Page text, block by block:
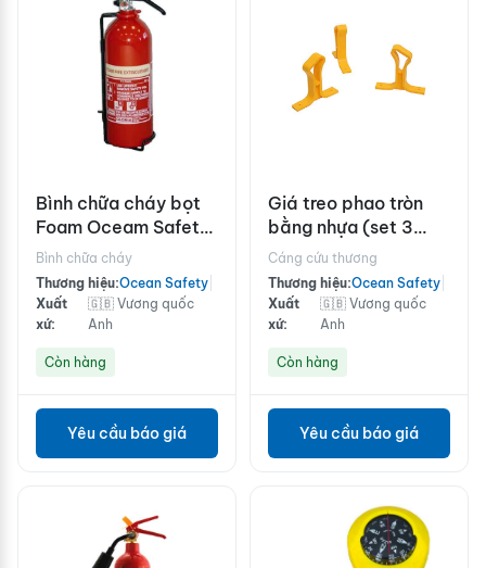
Bình chữa cháy bọt
Foam Oceam Safety
6L
Bình chữa cháy
Thương hiệu:Ocean Safety
Xuất
xứ:
🇬🇧 Vương quốc
Anh
Còn hàng
Yêu cầu báo giá
Giá treo phao tròn
bằng nhựa (set 3
cái)
Cáng cứu thương
Thương hiệu:Ocean Safety
Xuất
xứ:
🇬🇧 Vương quốc
Anh
Còn hàng
Yêu cầu báo giá